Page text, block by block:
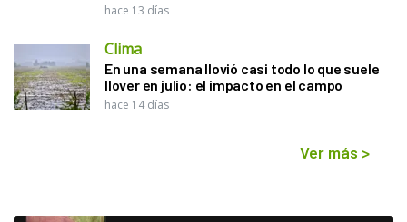
hace 13 días
Clima
En una semana llovió casi todo lo que suele
llover en julio: el impacto en el campo
hace 14 días
Ver más >